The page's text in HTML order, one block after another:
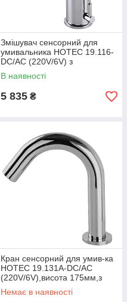
Змішувач сенсорний для
умивальника HOTEC 19.116-
DC/AC (220V/6V) з
трансформатором,латунний
Hot/Cold
В наявності
5 835 ₴
Кран сенсорний для умив-ка
HOTEC 19.131A-DC/AC
(220V/6V),висота 175мм,з
трансформатором,латунь
Cold
Немає в наявності